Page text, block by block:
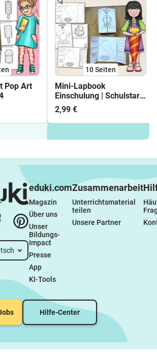
Pop Art
10Seiten
Mini-Lapbook
Einschulung | Schulstart
Klasse 1
2,99 €
eduki.com
Magazin
Über uns
Unser
Bildungs-
Impact
Presse
App
KI-Tools
Zusammenarbeit
Unterrichtsmaterial
teilen
Unsere Partner
Hilfe-Center